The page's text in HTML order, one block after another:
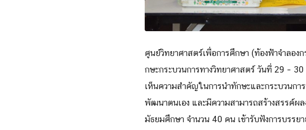
ศูนย์วิทยาศาสตร์เพื่อการศึกษา (ท้องฟ้าจำลอง
กษะกระบวนการทางวิทยาศาสตร์ วันที่ 29 – 30
เห็นความสำคัญในการนำทักษะและกระบวนกา
พัฒนาตนเอง และมีความสามารถสร้างสรรค์ผ
มัธยมศึกษา จำนวน 40 คน เข้ารับฟังการบรรย